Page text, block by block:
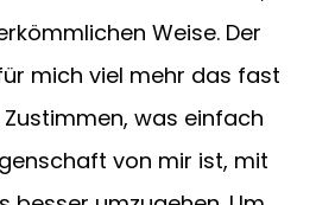
Weise. Der
mich viel mehr das fast
was einfach
von mir ist, mit